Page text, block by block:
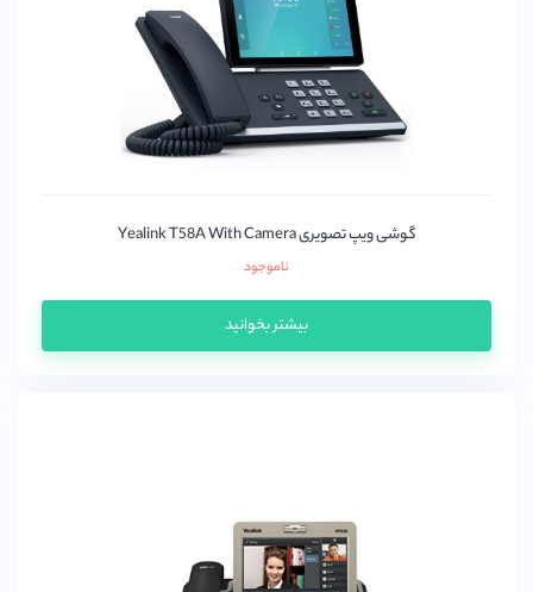
گوشی ویپ تصویری Yealink T58A With Camera
ناموجود
بیشتر بخوانید